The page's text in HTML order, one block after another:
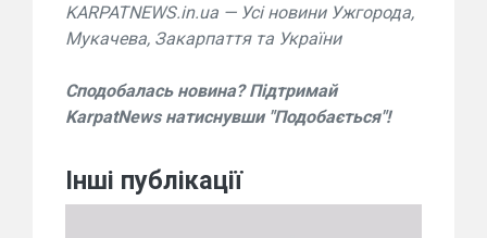
KARPATNEWS.in.ua — Усі новини Ужгорода,
Мукачева, Закарпаття та України
Сподобалась новина? Підтримай
KarpatNews натиснувши "Подобається"!
Інші публікації